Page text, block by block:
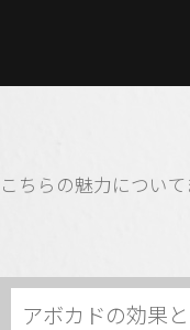
こちらの魅力につい
アボカドの効果